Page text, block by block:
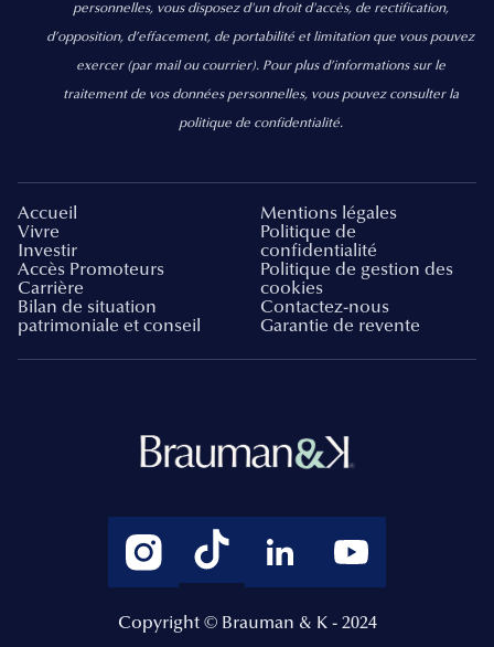
personnelles, vous disposez d'un droit d'accès, de rectification,
d’opposition, d’effacement, de portabilité et limitation que vous pouvez
exercer (par mail ou courrier). Pour plus d’informations sur le
traitement de vos données personnelles, vous pouvez consulter la
politique de confidentialité.
Accueil
Vivre
Investir
Accès Promoteurs
Carrière
Bilan de situation
patrimoniale et conseil
Mentions légales
Politique de
confidentialité
Politique de gestion des
cookies
Contactez-nous
Garantie de revente
Copyright © Brauman & K - 2024